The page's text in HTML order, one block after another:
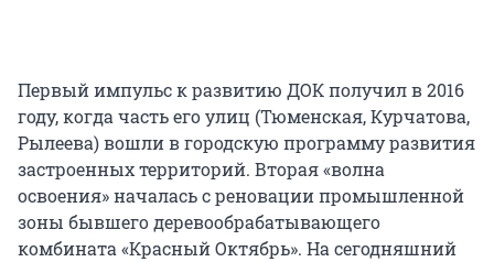
Первый импульс к развитию ДОК получил в 2016
году, когда часть его улиц (Тюменская, Курчатова,
Рылеева) вошли в городскую программу развития
застроенных территорий. Вторая «волна
освоения» началась с реновации промышленной
зоны бывшего деревообрабатывающего
комбината «Красный Октябрь». На сегодняшний